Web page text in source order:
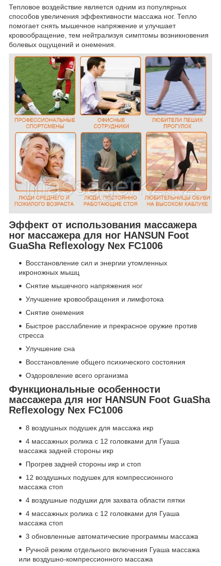
Тепловое воздействие является одним из популярных
способов увеличения эффективности массажа ног. Тепло
помогает снять мышечное напряжение и улучшает
кровообращение, тем нейтрализуя симптомы возникновения
болевых ощущений и онемения.
Эффект от использования массажера
ног массажера для ног HANSUN Foot
GuaSha Reflexology Nex FC1006
Восстановление сил и энергии утомленных
икроножных мышц
Снятие мышечного напряжения ног
Улучшение кровообращения и лимфотока
Снятие онемения
Быстрое расслабление и прекрасное оружие против
стресса
Улучшение сна
Восстановление общего психического состояния
Оздоровление всего организма
Функциональные особенности
массажера для ног HANSUN Foot GuaSha
Reflexology Nex FC1006
8 воздушных подушек для массажа икр
4 массажных ролика с 12 головками для Гуаша
массажа задней стороны икр
Прогрев задней стороны икр и стоп
12 воздушных подушек для компрессионного
массажа стоп
4 воздушные подушки для захвата области пятки
4 массажных ролика с 12 головками для Гуаша
массажа стоп
3 обновленные автоматические программы массажа
Ручной режим отдельного включения Гуаша массажа
или воздушно-компрессионного массажа